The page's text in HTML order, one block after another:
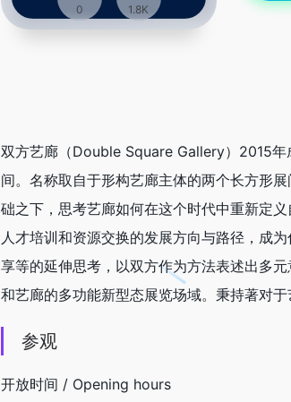
0 1.8K
双方艺廊（Double Square Gallery）2015年
间。名称取自于形构艺廊主体的两个长方形
础之下，思考艺廊如何在这个时代中重新定
人才培训和资源交换的发展方向与路径，成
享等的延伸思考，以双方作为方法表述出多
和艺廊的多功能新型态展览场域。秉持著对
参观
开放时间 / Opening hours